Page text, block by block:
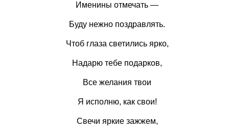
Именины отмечать —
Буду нежно поздравлять.
Чтоб глаза светились ярко,
Надарю тебе подарков,
Все желания твои
Я исполню, как свои!
Свечи яркие зажжем,